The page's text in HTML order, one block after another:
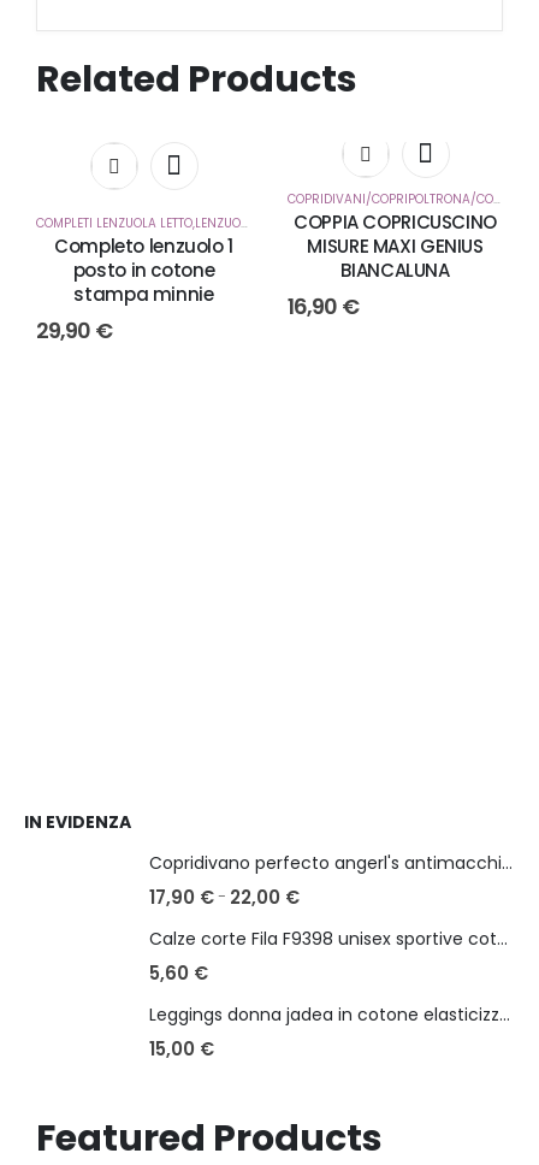
Related Products
COMPLETI LENZUOLA LETTO,LENZUOLA SOTTO CON ANGOLI ,CORREDO CASA
Completo lenzuolo 1
posto in cotone
stampa minnie
29,90 €
COPRIDIVANI/COPRIPOLTRONA/COPRICUSCUNI
COPPIA COPRICUSCINO
MISURE MAXI GENIUS
BIANCALUNA
16,90 €
IN EVIDENZA
Copridivano perfecto angerl's antimacchia in tessuto bielastico 2/3/4 posti
17,90 €- 22,00 €
Calze corte Fila F9398 unisex sportive cotone elasticizzato
5,60 €
Leggings donna jadea in cotone elasticizzato con fascia glitter art 4829
15,00 €
Featured Products